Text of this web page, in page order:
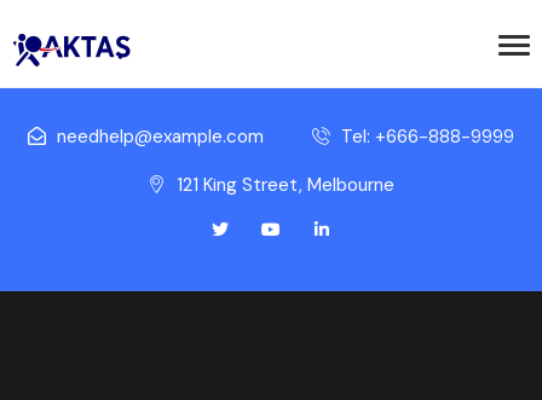
needhelp@example.com
Tel: +666-888-9999
121 King Street, Melbourne